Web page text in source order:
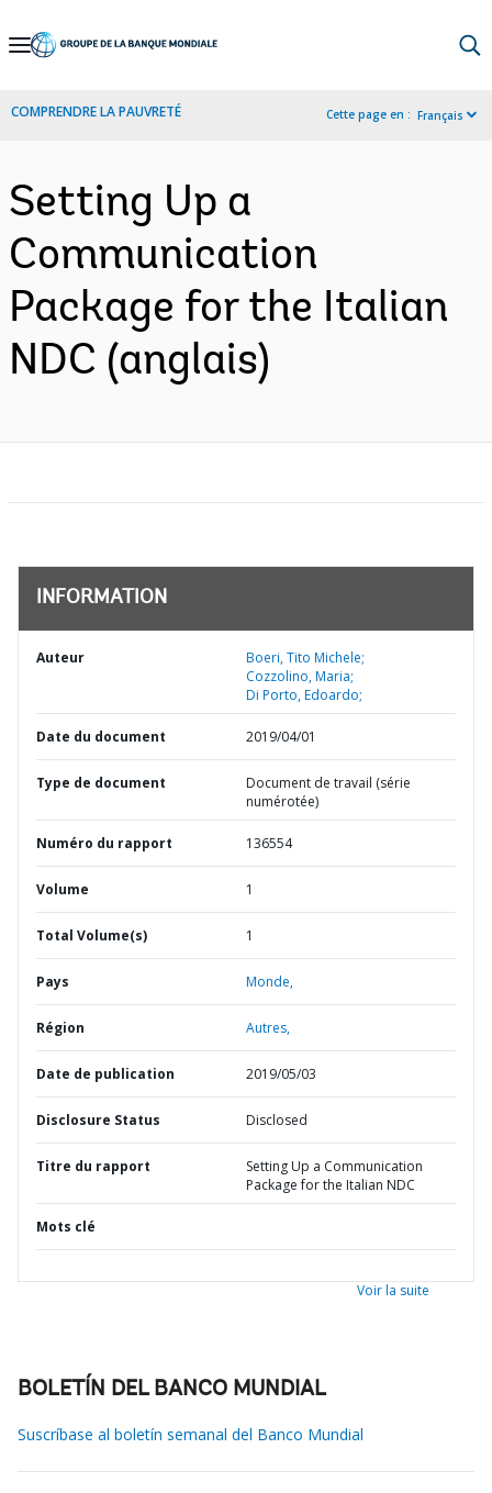
Skip
Navigation
COMPRENDRE LA PAUVRETÉ Cette page en : Français
Setting Up a
Communication
Package for the Italian
NDC (anglais)
INFORMATION
Auteur
Boeri, Tito Michele;
Cozzolino, Maria;
Di Porto, Edoardo;
Date du document 2019/04/01
Type de document
Document de travail (série
numérotée)
Numéro du rapport 136554
Volume 1
Total Volume(s) 1
Pays Monde,
Région Autres,
Date de publication 2019/05/03
Disclosure Status Disclosed
Titre du rapport
Setting Up a Communication
Package for the Italian NDC
Mots clé
Voir la suite
BOLETÍN DEL BANCO MUNDIAL
Suscríbase al boletín semanal del Banco Mundial